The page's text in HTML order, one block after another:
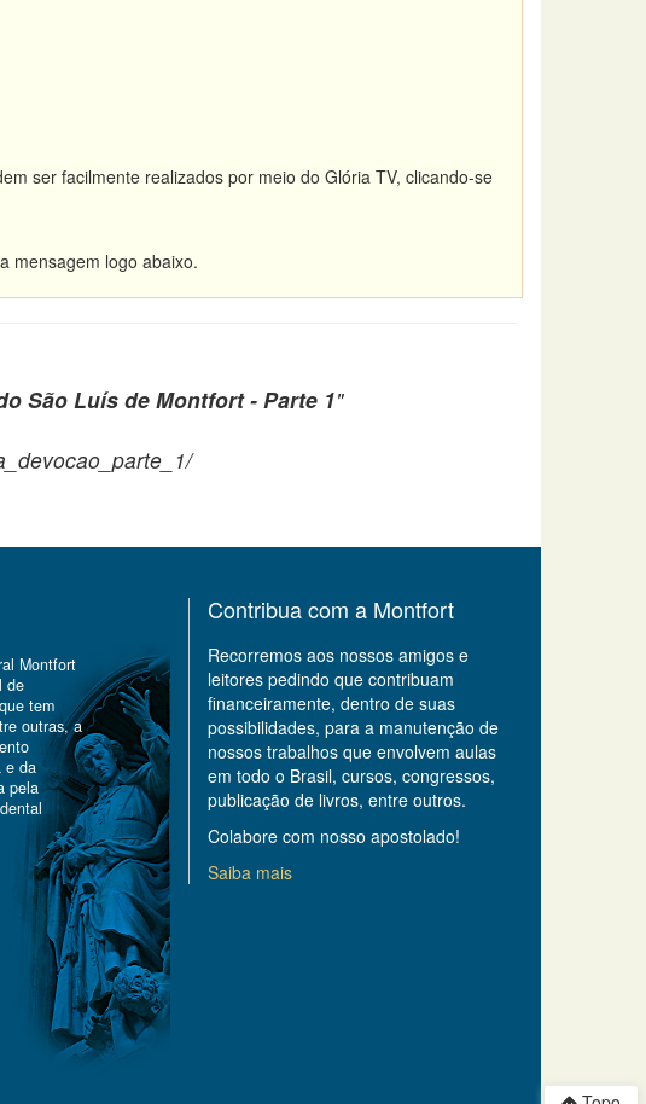
ser facilmente realizados por meio do Glória TV, clicando-se
mensagem logo abaixo.
São Luís de Montfort - Parte 1"
Montfort
de
tem
outras, a
e da
pela
Contribua com a Montfort
Recorremos aos nossos amigos e
leitores pedindo que contribuam
financeiramente, dentro de suas
possibilidades, para a manutenção de
nossos trabalhos que envolvem aulas
em todo o Brasil, cursos, congressos,
publicação de livros, entre outros.
Colabore com nosso apostolado!
Saiba mais